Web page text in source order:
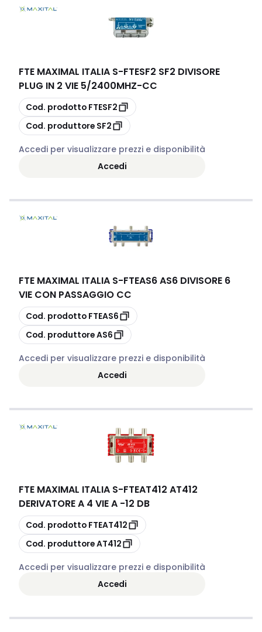
FTE MAXIMAL ITALIA S-FTESF2 SF2 DIVISORE
PLUG IN 2 VIE 5/2400MHZ-CC
copia
Cod. prodotto FTESF2
copia
Cod. produttore SF2
Accedi per visualizzare prezzi e disponibilità
Accedi
FTE MAXIMAL ITALIA S-FTEAS6 AS6 DIVISORE 6
VIE CON PASSAGGIO CC
copia
Cod. prodotto FTEAS6
copia
Cod. produttoreAS6
Accedi per visualizzare prezzi e disponibilità
Accedi
FTE MAXIMAL ITALIA S-FTEAT412 AT412
DERIVATORE A 4 VIE A -12 DB
copia
Cod. prodotto FTEAT412
copia
Cod. produttoreAT412
Accedi per visualizzare prezzi e disponibilità
Accedi